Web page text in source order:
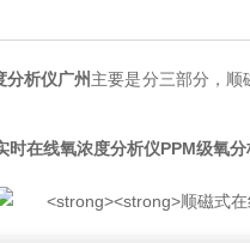
分析仪广州主要是分三部分，
时在线氧浓度分析仪PPM级氧